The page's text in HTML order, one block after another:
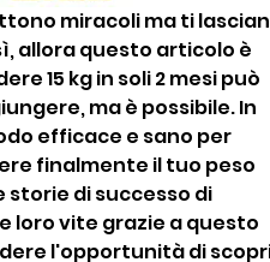
miracoli ma ti
allora questo articolo è
15 kg in soli 2 mesi può
ma è possibile. In
efficace e sano per
finalmente il tuo peso
storie di successo di
loro vite grazie a questo
l'opportunità di